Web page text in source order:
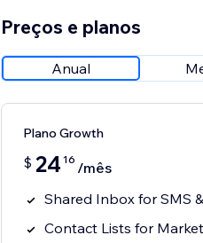
Preços e planos
Anual
Plano Growth
$ 24 16 /mês
Shared Inbox for SMS
Contact Lists for